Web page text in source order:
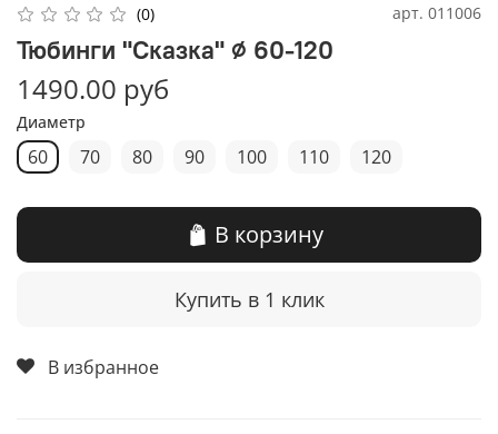
(0) арт. 011006
Тюбинги "Сказка" ⌀ 60-120
1490.00 руб
Диаметр
60 70 80 90 100 110 120
В корзину
Купить в 1 клик
В избранное